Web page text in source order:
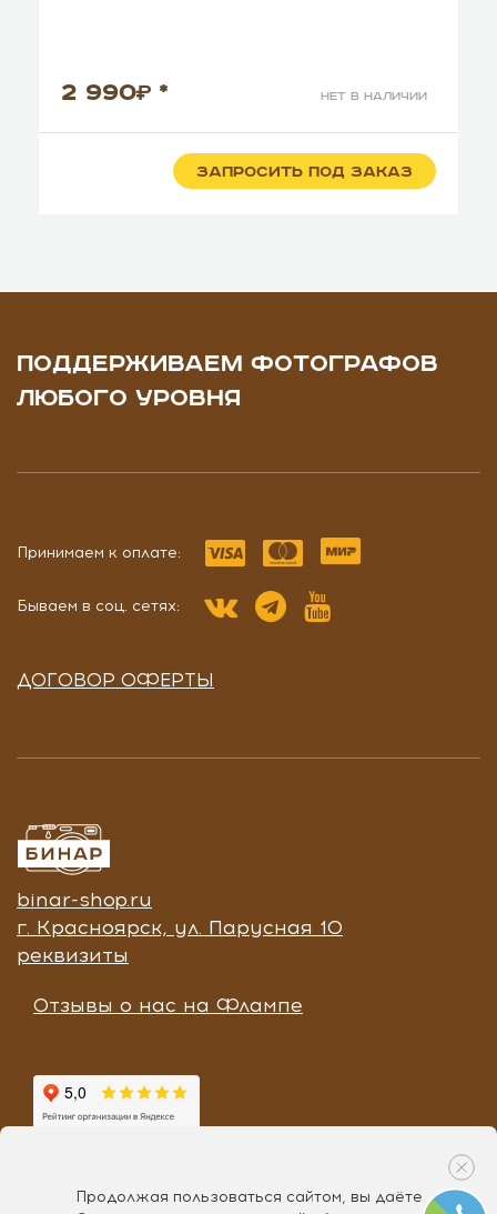
2 990 * нет в наличии
ЗАПРОСИТЬ ПОД ЗАКАЗ
ПОДДЕРЖИВАЕМ ФОТОГРАФОВ
ЛЮБОГО УРОВНЯ
Принимаем к оплате:
Бываем в соц. сетях:
ДОГОВОР ОФЕРТЫ
binar-shop.ru
г. Красноярск, ул. Парусная 10
реквизиты
Отзывы о нас на Флампе
Продолжая пользоваться сайтом, вы даёте